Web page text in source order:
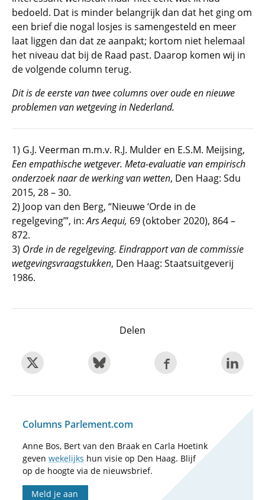
bedoeld. Dat is minder belangrijk dan dat het ging om
een brief die nogal losjes is samengesteld en meer
laat liggen dan dat ze aanpakt; kortom niet helemaal
het niveau dat bij de Raad past. Daarop komen wij in
de volgende column terug.
Dit is de eerste van twee columns over oude en nieuwe
problemen van wetgeving in Nederland.
1) G.J. Veerman m.m.v. R.J. Mulder en E.S.M. Meijsing,
Een empathische wetgever. Meta-evaluatie vanempirisch
onderzoek naar de werking van wetten, Den Haag: Sdu
2015, 28 – 30.
2) Joop van den Berg, “Nieuwe ‘Orde in de
regelgeving’”, in:Ars Aequi, 69 (oktober 2020), 864 –
872.
3) Orde in de regelgeving. Eindrapport van de commissie
wetgevingsvraagstukken, Den Haag: Staatsuitgeverij
1986.
Delen
Columns Parlement.com
Anne Bos, Bert van den Braak en Carla Hoetink
geven wekelijks hun visie op Den Haag. Blijf
op de hoogte via de nieuwsbrief.
Meld je aan